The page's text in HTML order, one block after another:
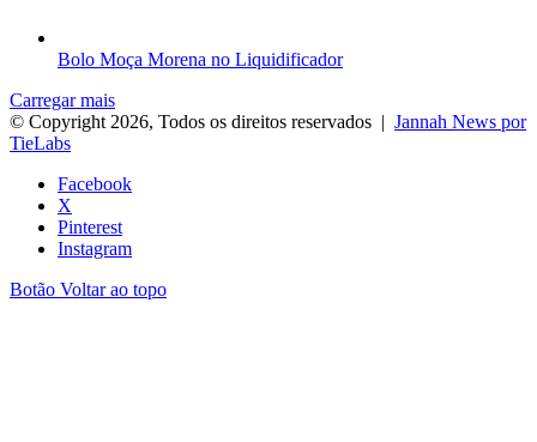
Bolo Moça Morena no Liquidificador
Carregar mais
© Copyright 2026, Todos os direitos reservados | Jannah News por
TieLabs
Facebook
X
Pinterest
Instagram
Botão Voltar ao topo